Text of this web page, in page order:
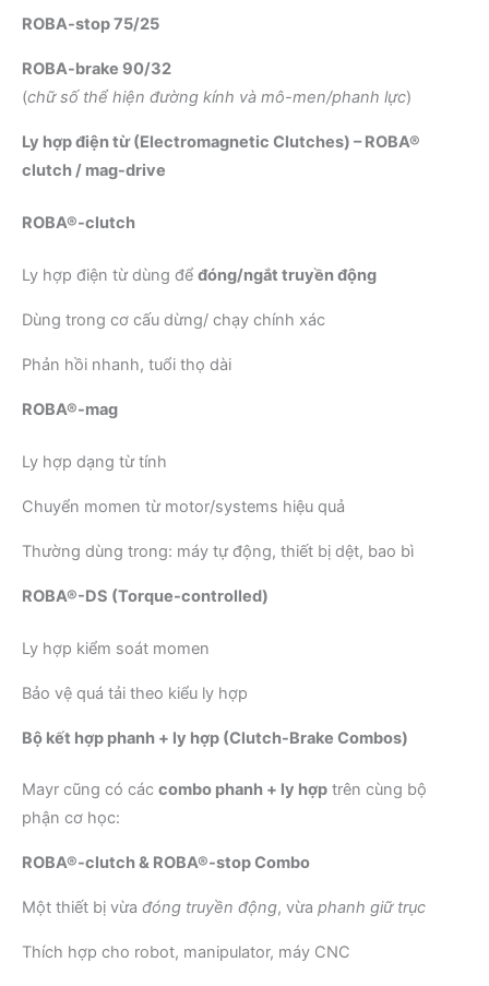
ROBA-stop 75/25
ROBA-brake 90/32
(chữ số thể hiện đường kính và mô-men/phanh lực)
Ly hợp điện từ (Electromagnetic Clutches) – ROBA®
clutch / mag-drive
ROBA®-clutch
Ly hợp điện từ dùng để đóng/ngắt truyền động
Dùng trong cơ cấu dừng/ chạy chính xác
Phản hồi nhanh, tuổi thọ dài
ROBA®-mag
Ly hợp dạng từ tính
Chuyển momen từ motor/systems hiệu quả
Thường dùng trong: máy tự động, thiết bị dệt, bao bì
ROBA®-DS (Torque-controlled)
Ly hợp kiểm soát momen
Bảo vệ quá tải theo kiểu ly hợp
Bộ kết hợp phanh + ly hợp (Clutch-Brake Combos)
Mayr cũng có các combo phanh + ly hợp trên cùng bộ
phận cơ học:
ROBA®-clutch & ROBA®-stop Combo
Một thiết bị vừa đóng truyền động, vừa phanh giữ trục
Thích hợp cho robot, manipulator, máy CNC